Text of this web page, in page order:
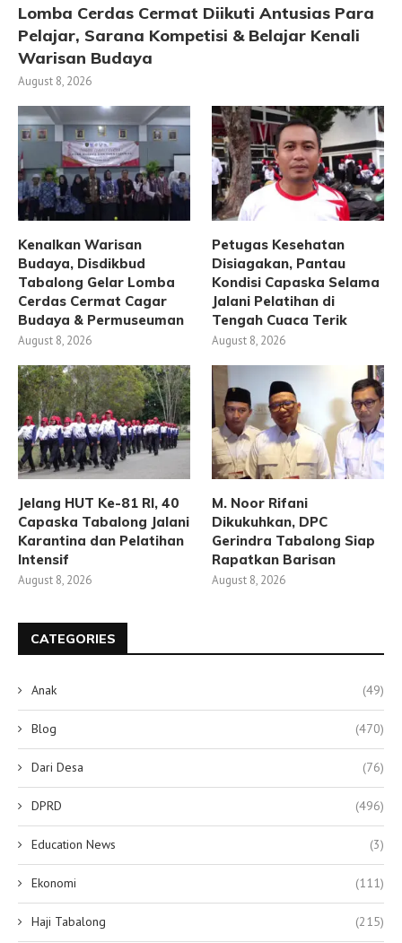
Lomba Cerdas Cermat Diikuti Antusias Para
Pelajar, Sarana Kompetisi & Belajar Kenali
Warisan Budaya
August 8, 2026
Kenalkan Warisan
Budaya, Disdikbud
Tabalong Gelar Lomba
Cerdas Cermat Cagar
Budaya & Permuseuman
August 8, 2026
Petugas Kesehatan
Disiagakan, Pantau
Kondisi Capaska Selama
Jalani Pelatihan di
Tengah Cuaca Terik
August 8, 2026
Jelang HUT Ke-81 RI, 40
Capaska Tabalong Jalani
Karantina dan Pelatihan
Intensif
August 8, 2026
M. Noor Rifani
Dikukuhkan, DPC
Gerindra Tabalong Siap
Rapatkan Barisan
August 8, 2026
CATEGORIES
Anak (49)
Blog (470)
Dari Desa (76)
DPRD (496)
Education News (3)
Ekonomi (111)
Haji Tabalong (215)